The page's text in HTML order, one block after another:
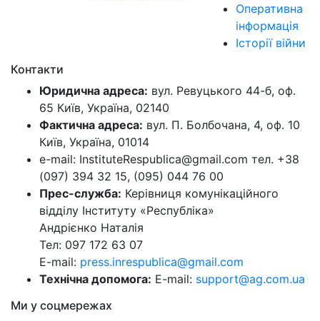
Оперативна
інформація
Історії війни
Контакти
Юридична адреса: вул. Ревуцького 44-б, оф.
65 Київ, Україна, 02140
Фактична адреса: вул. П. Болбочана, 4, оф. 10
Київ, Україна, 01014
e-mail: InstituteRespublica@gmail.com тел. +38
(097) 394 32 15, (095) 044 76 00
Прес-служба: Керівниця комунікаційного
відділу Інституту «Республіка»
Андрієнко Наталія
Тел: 097 172 63 07
E-mail: press.inrespublica@gmail.com
Технічна допомога: E-mail: support@ag.com.ua
Ми у соцмережах